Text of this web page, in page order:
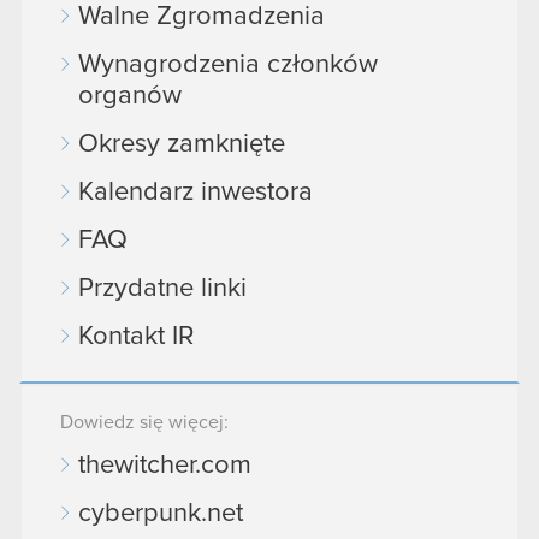
Walne Zgromadzenia
Wynagrodzenia członków
organów
Okresy zamknięte
Kalendarz inwestora
FAQ
Przydatne linki
Kontakt IR
Dowiedz się więcej:
thewitcher.com
cyberpunk.net